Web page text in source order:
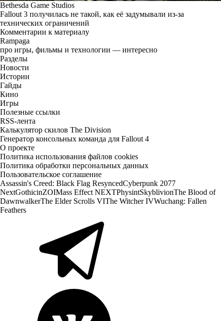
Bethesda Game Studios
Fallout 3 получилась не такой, как её задумывали из-за
технических ограничений
Комментарии к материалу
Rampaga
про игры, фильмы и технологии — интересно
Разделы
Новости
Истории
Гайды
Кино
Игры
Полезные ссылки
RSS-лента
Калькулятор скилов The Division
Генератор консольных команда для Fallout 4
О проекте
Политика использования файлов cookies
Политика обработки персональных данных
Пользовательское соглашение
Assassin's Creed: Black Flag ResyncedCyberpunk 2077
NextGothicinZOIMass Effect NEXTPhysintSkyblivionThe Blood of
DawnwalkerThe Elder Scrolls VIThe Witcher IVWuchang: Fallen
Feathers